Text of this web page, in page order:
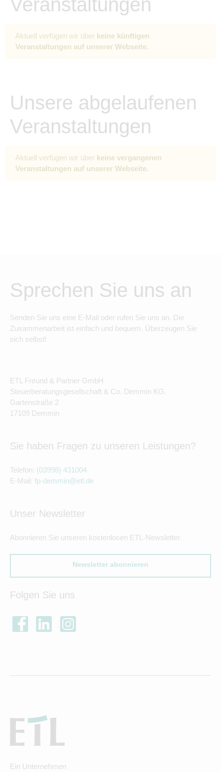
Aktuell verfügen wir über keine künftigen
Veranstaltungen auf unserer Webseite.
Unsere abgelaufenen
Veranstaltungen
Aktuell verfügen wir über keine vergangenen
Veranstaltungen auf unserer Webseite.
Sprechen Sie uns an
Senden Sie uns eine E-Mail oder rufen Sie uns an. Die
Zusammenarbeit ist einfach und bequem. Überzeugen Sie
sich selbst!
ETL Freund & Partner GmbH
Steuerberatungsgesellschaft & Co. Demmin KG.
Gartenstraße 2
17109 Demmin
Sie haben Fragen zu unseren Leistungen?
Telefon: (03998) 431004
E-Mail: fp-demmin@etl.de
Unser Newsletter
Abonnieren Sie unseren kostenlosen ETL-Newsletter.
Newsletter abonnieren
Folgen Sie uns
Ein Unternehmen